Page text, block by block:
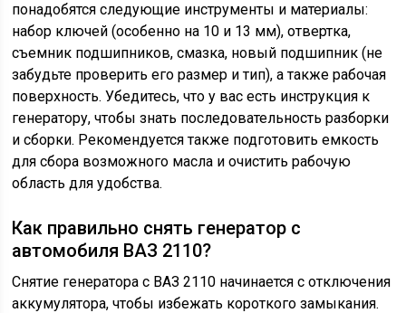
понадобятся следующие инструменты и материалы:
набор ключей (особенно на 10 и 13 мм), отвертка,
съемник подшипников, смазка, новый подшипник (не
забудьте проверить его размер и тип), а также рабочая
поверхность. Убедитесь, что у вас есть инструкция к
генератору, чтобы знать последовательность разборки
и сборки. Рекомендуется также подготовить емкость
для сбора возможного масла и очистить рабочую
область для удобства.
Как правильно снять генератор с
автомобиля ВАЗ 2110?
Снятие генератора с ВАЗ 2110 начинается с отключения
аккумулятора, чтобы избежать короткого замыкания.